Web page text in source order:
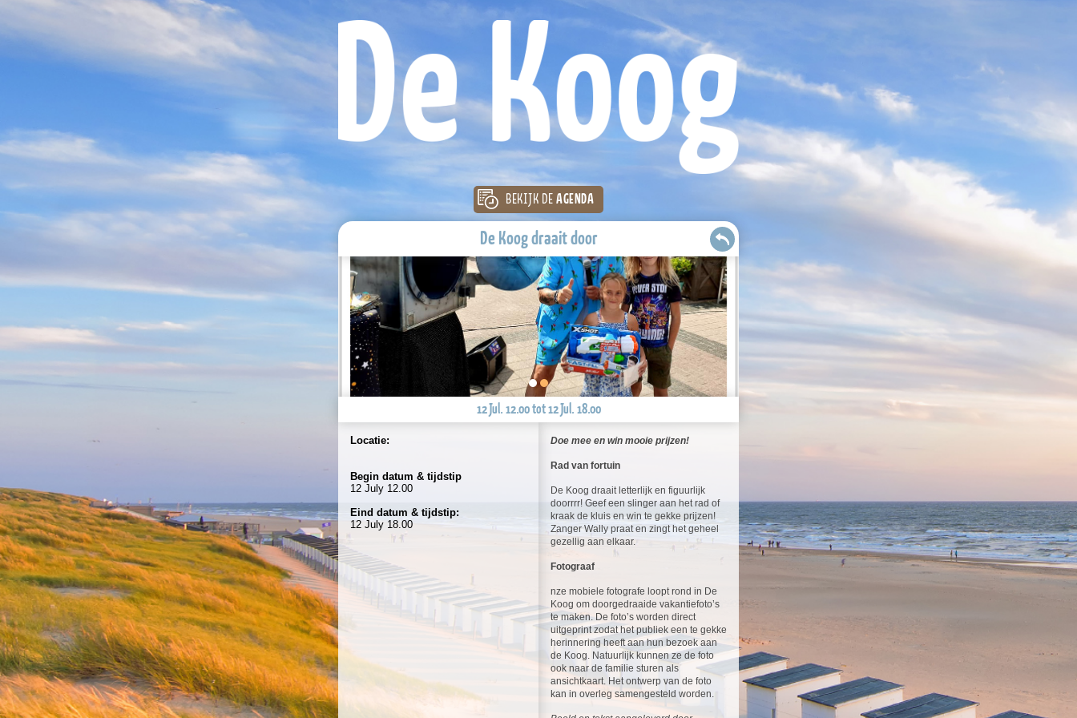
BEKIJK DE AGENDA
De Koog draait door
12 Jul. 12.00 tot 12 Jul. 18.00
Doe mee en win mooie prijzen!
Rad van fortuin
De Koog draait letterlijk en figuurlijk
doorrrr! Geef een slinger aan het rad of
kraak de kluis en win te gekke prijzen!
Zanger Wally praat en zingt het geheel
gezellig aan elkaar.
Fotograaf
nze mobiele fotografe loopt rond in De
Koog om doorgedraaide vakantiefoto’s
te maken. De foto’s worden direct
uitgeprint zodat het publiek een te gekke
herinnering heeft aan hun bezoek aan
de Koog. Natuurlijk kunnen ze de foto
ook naar de familie sturen als
ansichtkaart. Het ontwerp van de foto
kan in overleg samengesteld worden.
Locatie:
Begin datum & tijdstip
12 July 12.00
Eind datum & tijdstip:
12 July 18.00